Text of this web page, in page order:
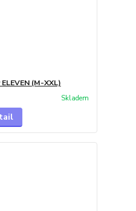
(M-XXL)
Skladem